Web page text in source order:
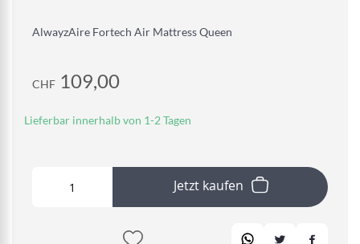
AlwayzAire Fortech Air Mattress Queen
CHF 109,00
Lieferbar innerhalb von 1-2 Tagen
Jetzt kaufen